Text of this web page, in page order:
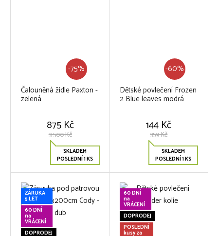
-75%
Čalouněná židle Paxton -
zelená
875 Kč
3 500 Kč
SKLADEM
POSLEDNÍ 1 KS
-60%
Dětské povlečení Frozen
2 Blue leaves modrá
144 Kč
359 Kč
SKLADEM
POSLEDNÍ 1 KS
ZÁRUKA
5 LET
60 DNÍ
na
VRÁCENÍ
DOPRODEJ
60 DNÍ
na
VRÁCENÍ
DOPRODEJ
POSLEDNÍ
kusy za